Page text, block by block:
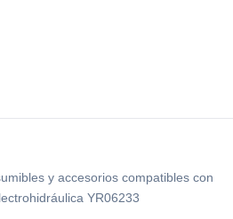
y accesorios compatibles con
YR06233